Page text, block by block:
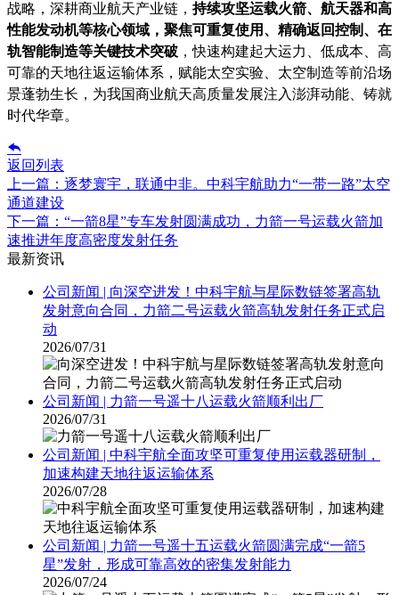
战略，深耕商业航天产业链， 持续攻坚运载火箭、航天器和高
性能发动机等核心领域，聚焦可重复使用、精确返回控制、在
轨智能制造等关键技术突破 ，快速构建起大运力、低成本、高
可靠的天地往返运输体系，赋能太空实验、太空制造等前沿场
景蓬勃生长，为我国商业航天高质量发展注入澎湃动能、铸就
时代华章。

返回列表
上一篇：逐梦寰宇，联通中非。中科宇航助力“一带一路”太空
通道建设
下一篇：“一箭8星”专车发射圆满成功，力箭一号运载火箭加
速推进年度高密度发射任务
最新资讯
公司新闻 | 向深空进发！中科宇航与星际数链签署高轨
发射意向合同，力箭二号运载火箭高轨发射任务正式启
动
2026/07/31
公司新闻 | 力箭一号遥十八运载火箭顺利出厂
2026/07/31
公司新闻 | 中科宇航全面攻坚可重复使用运载器研制，
加速构建天地往返运输体系
2026/07/28
公司新闻 | 力箭一号遥十五运载火箭圆满完成“一箭5
星”发射，形成可靠高效的密集发射能力
2026/07/24